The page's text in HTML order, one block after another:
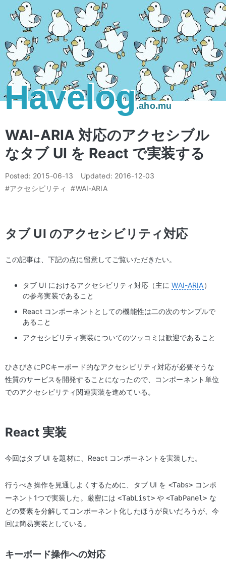
Havelog.aho.mu
WAI-ARIA 対応のアクセシブル
なタブ UI を React で実装する
Posted: 2015-06-13 Updated: 2016-12-03
#アクセシビリティ
#WAI-ARIA
タブ UI のアクセシビリティ対応
この記事は、下記の点に留意してご覧いただきたい。
タブ UI におけるアクセシビリティ対応（主にWAI-ARIA）
の参考実装であること
React コンポーネントとしての機能性は二の次のサンプルで
あること
アクセシビリティ実装についてのツッコミは歓迎であること
ひさびさにPCキーボード的なアクセシビリティ対応が必要そうな
性質のサービスを開発することになったので、コンポーネント単位
でのアクセシビリティ関連実装を進めている。
React 実装
今回はタブ UI を題材に、React コンポーネントを実装した。
行うべき操作を見通しよくするために、タブ UI を <Tabs> コンポ
ーネント1つで実装した。厳密には<TabList>や<TabPanel> な
どの要素を分解してコンポーネント化したほうが良いだろうが、今
回は簡易実装としている。
キーボード操作への対応